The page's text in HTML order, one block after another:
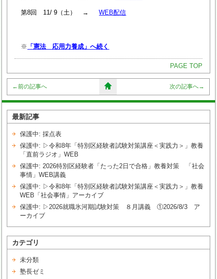
第8回 11/ 9（土） →WEB配信
※ 「憲法 応用力養成」へ続く
PAGE TOP
←前の記事へ 次の記事へ→
最新記事
保護中: 採点表
保護中: ▷令和8年「特別区経験者試験対策講座＜実践力＞」教養
「直前ラジオ」WEB
保護中: 2026特別区経験者「たった2日で合格」教養対策 「社会
事情」WEB講義
保護中: ▷令和8年「特別区経験者試験対策講座＜実践力＞」教養
WEB「社会事情」アーカイブ
保護中: ▷2026就職氷河期試験対策 ８月講義 ①2026/8/3 ア
ーカイブ
カテゴリ
未分類
塾長ゼミ